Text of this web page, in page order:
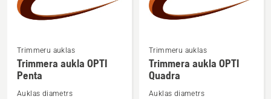
Skatīt
vairāk
informācijas
par
Trimmeru auklas
Trimmera aukla OPTI
Penta
Auklas diametrs
Skatīt
vairāk
informācijas
par
Trimmeru auklas
Trimmera aukla OPTI
Quadra
Auklas diametrs